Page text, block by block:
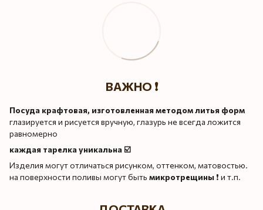
ВАЖНО ❗️
Посуда крафтовая, изготовленная методом литья форм
глазируется и рисуется вручную, глазурь не всегда ложится
равномерно
каждая тарелка уникальна ☑️
Изделия могут отличаться рисунком, оттенком, матовостью.
на поверхности поливы могут быть микротрещины ❗️ и т.п.